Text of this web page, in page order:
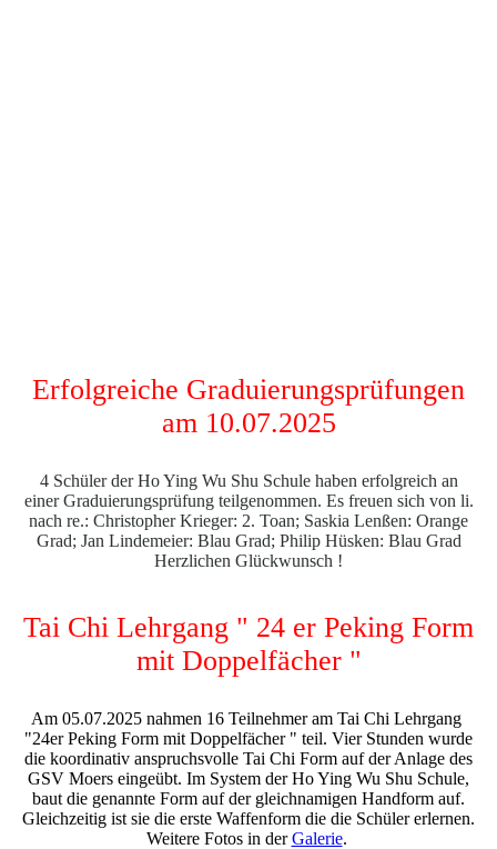
Erfolgreiche Graduierungsprüfungen
am 10.07.2025
4 Schüler der Ho Ying Wu Shu Schule haben erfolgreich an
einer Graduierungsprüfung teilgenommen. Es freuen sich von li.
nach re.: Christopher Krieger: 2. Toan; Saskia Lenßen: Orange
Grad; Jan Lindemeier: Blau Grad; Philip Hüsken: Blau Grad
Herzlichen Glückwunsch !
Tai Chi Lehrgang " 24 er Peking Form
mit Doppelfächer "
Am 05.07.2025 nahmen 16 Teilnehmer am Tai Chi Lehrgang
"24er Peking Form mit Doppelfächer " teil. Vier Stunden wurde
die koordinativ anspruchsvolle Tai Chi Form auf der Anlage des
GSV Moers eingeübt. Im System der Ho Ying Wu Shu Schule,
baut die genannte Form auf der gleichnamigen Handform auf.
Gleichzeitig ist sie die erste Waffenform die die Schüler erlernen.
Weitere Fotos in derGalerie.